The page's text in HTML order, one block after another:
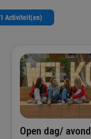
1 Activiteit(en)
Open dag/ avond